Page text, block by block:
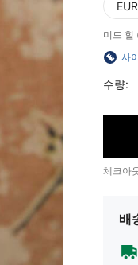
미드
사
수량:
체크아
배